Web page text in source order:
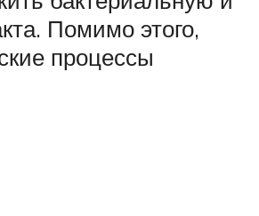
Помимо этого,
процессы